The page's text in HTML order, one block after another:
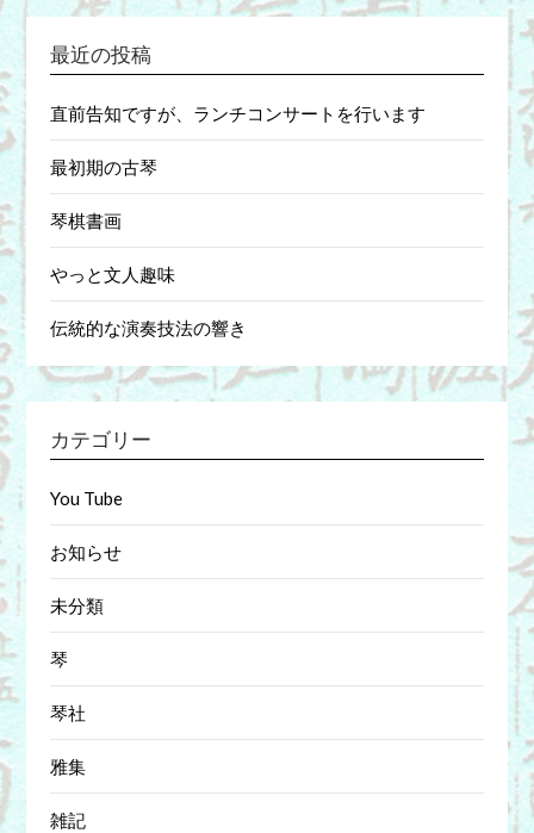
最近の投稿
直前告知ですが、ランチコンサートを行います
最初期の古琴
琴棋書画
やっと文人趣味
伝統的な演奏技法の響き
カテゴリー
You Tube
お知らせ
未分類
琴
琴社
雅集
雑記